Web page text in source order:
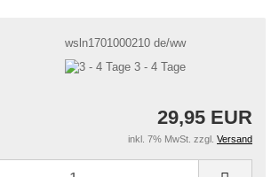
wsln1701000210 de/ww
3 - 4 Tage
29,95 EUR
inkl. 7% MwSt. zzgl. Versand